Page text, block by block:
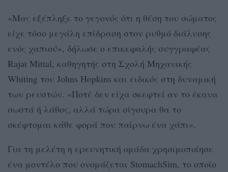
«Μας εξέπληξε το γεγονός ότι η θέση του σώματος
είχε τόσο μεγάλη επίδραση στον ρυθμό διάλυσης
ενός χαπιού», δήλωσε ο επικεφαλής συγγραφέας
Rajat Mittal, καθηγητής στη Σχολή Μηχανικής
Whiting του Johns Hopkins και ειδικός στη δυναμική
των ρευστών. «Ποτέ δεν είχα σκεφτεί αν το έκανα
σωστά ή λάθος, αλλά τώρα σίγουρα θα το
σκέφτομαι κάθε φορά που παίρνω ένα χάπι».
Για τη μελέτη η ερευνητική ομάδα χρησιμοποίησε
ένα μοντέλο που ονομάζεται StomachSim, το οποίο